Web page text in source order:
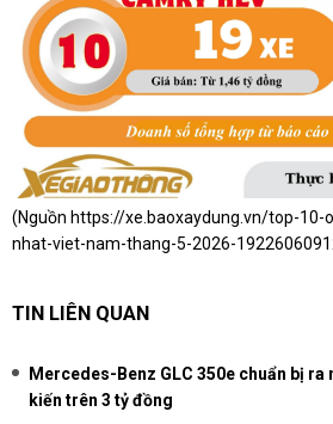
(Nguồn https://xe.baoxaydung.vn/top-10-
nhat-viet-nam-thang-5-2026-
TIN LIÊN QUAN
Mercedes-Benz GLC 350e chuẩn bị
kiến trên 3 tỷ đồng